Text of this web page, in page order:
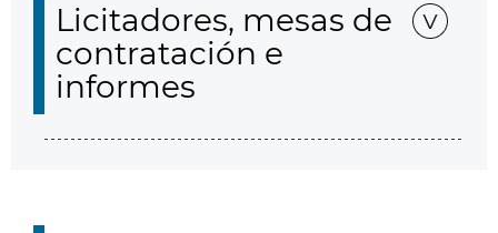
Licitadores, mesas de
contratación e
informes